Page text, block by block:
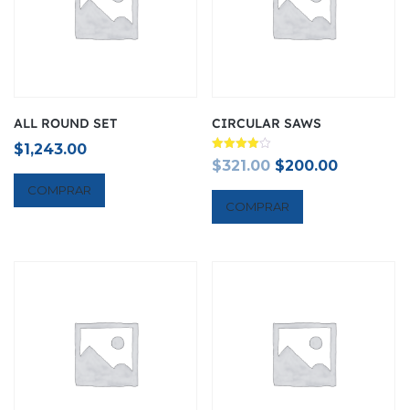
ALL ROUND SET
$1,243.00
COMPRAR
CIRCULAR SAWS
Avaliação
4.00
$321.00 Original
price
was:
$200.00Current
COMPRAR